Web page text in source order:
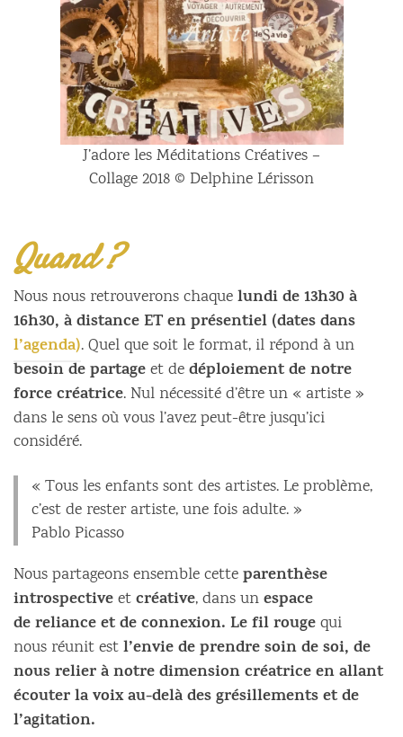
J’adore les Méditations Créatives –
Collage 2018 © Delphine Lérisson
Quand ?
Nous nous retrouverons chaquelundi de 13h30 à
16h30, à distance ET en présentiel (dates dans
l’agenda). Quel que soit le format, il répond à un
besoin de partageet dedéploiement de notre
force créatrice. Nul nécessité d’être un « artiste »
dans le sens où vous l’avez peut-être jusqu’ici
considéré.
« Tous les enfants sont des artistes. Le problème,
c’est de rester artiste, une fois adulte. »
Pablo Picasso
Nous partageons ensemble cetteparenthèse
introspectiveetcréative, dans unespace
de reliance et de connexion. Le fil rougequi
nous réunit estl’envie de prendre soin de soi, de
nous relier à notre dimension créatrice en allant
écouter la voix au-delà des grésillements et de
l’agitation.